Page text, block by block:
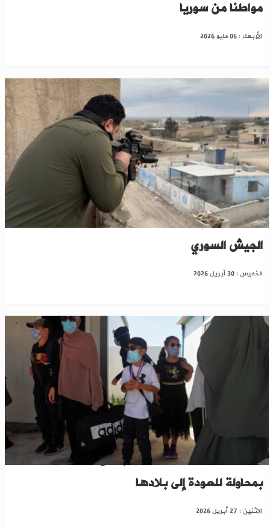
مواطنا من سوريا
الأربعاء : 06 مايو 2026
حلب: تنظيم "داعش" يتبنى مقتل عنصر من
الجيش السوري
الخميس : 30 أبريل 2026
عائلات أسترالية تغادر مخيم "روج" بالحسكة مجدداً
بمحاولة للعودة إلى بلادها
الاثنين : 27 أبريل 2026